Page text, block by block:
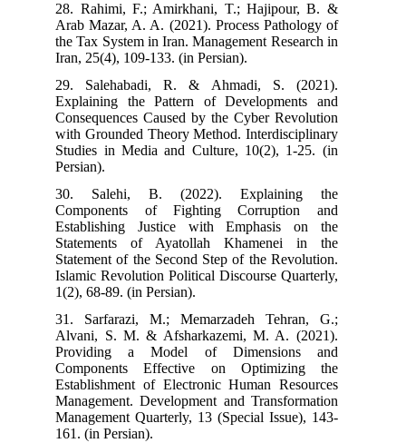
28. Rahimi, F.; Amirkhani, T.; Hajipour, B. &
Arab Mazar, A. A. (2021). Process Pathology of
the Tax System in Iran. Management Research in
Iran, 25(4), 109-133. (in Persian).
29. Salehabadi, R. & Ahmadi, S. (2021).
Explaining the Pattern of Developments and
Consequences Caused by the Cyber Revolution
with Grounded Theory Method. Interdisciplinary
Studies in Media and Culture, 10(2), 1-25. (in
Persian).
30. Salehi, B. (2022). Explaining the
Components of Fighting Corruption and
Establishing Justice with Emphasis on the
Statements of Ayatollah Khamenei in the
Statement of the Second Step of the Revolution.
Islamic Revolution Political Discourse Quarterly,
1(2), 68-89. (in Persian).
31. Sarfarazi, M.; Memarzadeh Tehran, G.;
Alvani, S. M. & Afsharkazemi, M. A. (2021).
Providing a Model of Dimensions and
Components Effective on Optimizing the
Establishment of Electronic Human Resources
Management. Development and Transformation
Management Quarterly, 13 (Special Issue), 143-
161. (in Persian).